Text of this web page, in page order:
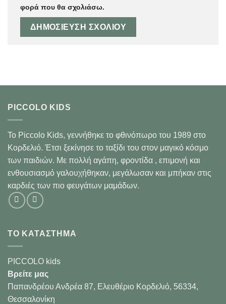
φορά που θα σχολιάσω.
PICCOLO KIDS
Το Piccolo Kids, γεννήθηκε το φθινόπωρο του 1989 στo
Κορδελιό. Έτσι ξεκίνησε το ταξίδι του στον μαγικό κόσμο
των παιδιών. Με πολλή αγάπη, φροντίδα , επιμονή και
ενθουσιασμό γαλουχήθηκαν, μεγάλωσαν και μπήκαν στις
καρδιές των πιο φευγάτων μαμάδων.
ΤΟ ΚΑΤΑΣΤΗΜΑ
PICCOLO kids
Βρείτε μας
Παπανδρέου Ανδρέα 87, Ελευθέριο Κορδελιό, 56334,
Θεσσαλονίκη